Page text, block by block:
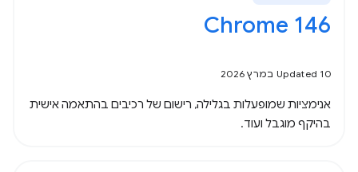
Chrome 146
Updated 10 במרץ 2026
אנימציות שמופעלות בגלילה, רישום של רכיבים בהתאמה אישית
בהיקף מוגבל ועוד.